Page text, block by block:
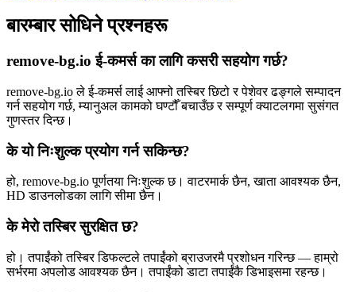
बारम्बार सोधिने प्रश्नहरू
remove-bg.io ई-कमर्स का लागि कसरी सहयोग गर्छ?
remove-bg.io ले ई-कमर्स लाई आफ्नो तस्बिर छिटो र पेशेवर ढङ्गले सम्पादन
गर्न सहयोग गर्छ, म्यानुअल कामको घण्टौँ बचाउँछ र सम्पूर्ण क्याटलगमा सुसंगत
गुणस्तर दिन्छ।
के यो निःशुल्क प्रयोग गर्न सकिन्छ?
हो, remove-bg.io पूर्णतया निःशुल्क छ। वाटरमार्क छैन, खाता आवश्यक छैन,
HD डाउनलोडका लागि सीमा छैन।
के मेरो तस्बिर सुरक्षित छ?
हो। तपाईंको तस्बिर डिफल्टले तपाईंको ब्राउजरमै प्रशोधन गरिन्छ — हाम्रो
सर्भरमा अपलोड आवश्यक छैन। तपाईंको डाटा तपाईंकै डिभाइसमा रहन्छ।